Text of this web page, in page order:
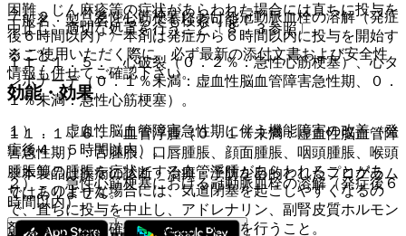
困難、じん麻疹等の症状があらわれた場合には直ちに投与を
中止し、適切な処置を行うこと〔８．３参照〕。
１１．１．５． 心破裂（０．２％：急性心筋梗塞）、心タ
ンポナーデ（０．１％未満：虚血性脳血管障害急性期、０．
１％未満：急性心筋梗塞）。
１１．１．６． 血管浮腫（０．１％未満：虚血性脳血管障
害急性期）：舌腫脹、口唇腫脹、顔面腫脹、咽頭腫脹、喉頭
腫脹等の腫脹を症状とする血管浮腫があらわれることがあ
り、このような場合には、気道閉塞を起こしやすくなるの
で、直ちに投与を中止し、アドレナリン、副腎皮質ホルモン
剤の投与、気道確保等の適切な処置を行うこと。
７．２． 〈急性心筋梗塞における冠動脈血栓の溶解（発症
後６時間以内）〉本剤は発症から６時間以内に投与を開始す
ること。
効能・効果
１）． 虚血性脳血管障害急性期に伴う機能障害の改善（発
症後４．５時間以内）。
２）． 急性心筋梗塞における冠動脈血栓の溶解（発症後６
時間以内）。
一般名、製品名どちらでも検索可能！
※ ご使用いただく際に、必ず最新の添付文書および安全性
情報も併せてご確認下さい。
※本製品は疾病の診断・治療・予防を目的としたプログラム
ではありません。